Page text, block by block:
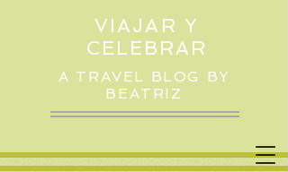
VIAJAR Y
CELEBRAR
A TRAVEL BLOG BY
BEATRIZ